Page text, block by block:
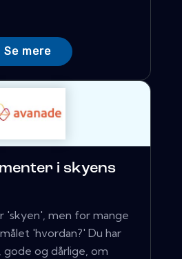
Se mere
i skyens
'skyen', men for mange
'hvordan?' Du har
og dårlige, om